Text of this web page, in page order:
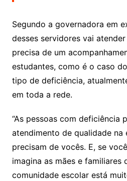
Segundo a governadora em
desses servidores vai
precisa de um
estudantes, como é o caso
tipo de deficiência,
em toda a rede.
“As pessoas com deficiência
atendimento de qualidade na
precisam de vocês. E, se
imagina as mães e familiares
comunidade escolar está